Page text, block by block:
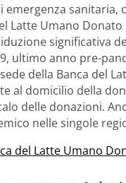
sanitaria,
Latte Umano
significativa
ultimo anno pre-
della Banca del
al domicilio della
delle donazioni.
nelle singole
del Latte Umano